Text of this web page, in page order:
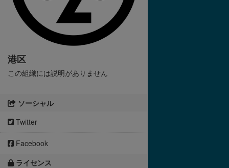
港区
この組織には説明がありません
ソーシャル
Twitter
Facebook
ライセンス